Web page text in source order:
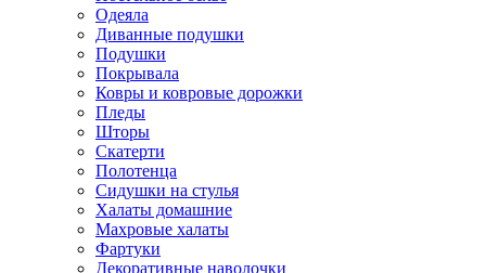
Одеяла
Диванные подушки
Подушки
Покрывала
Ковры и ковровые дорожки
Пледы
Шторы
Скатерти
Полотенца
Сидушки на стулья
Халаты домашние
Махровые халаты
Фартуки
Декоративные наволочки